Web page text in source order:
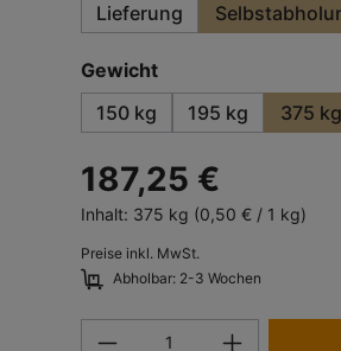
Lieferung
Gewichtauswählen
150 kg
195 kg 375 kg
187,25 €
Inhalt: 375 kg (0,50 € / 1 kg)
Preise inkl. MwSt.
Abholbar: 2-3 Wochen
Produkt Anzahl: